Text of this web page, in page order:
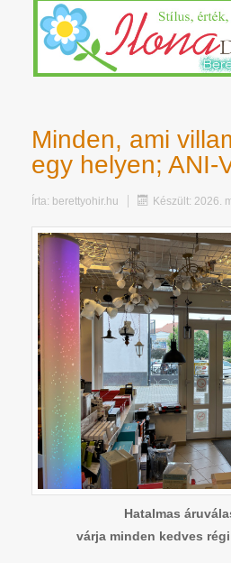
Minden, ami
egy helyen; ANI-
Írta: berettyohir.hu Készült: 2026.
Hatalmas
várja minden kedves